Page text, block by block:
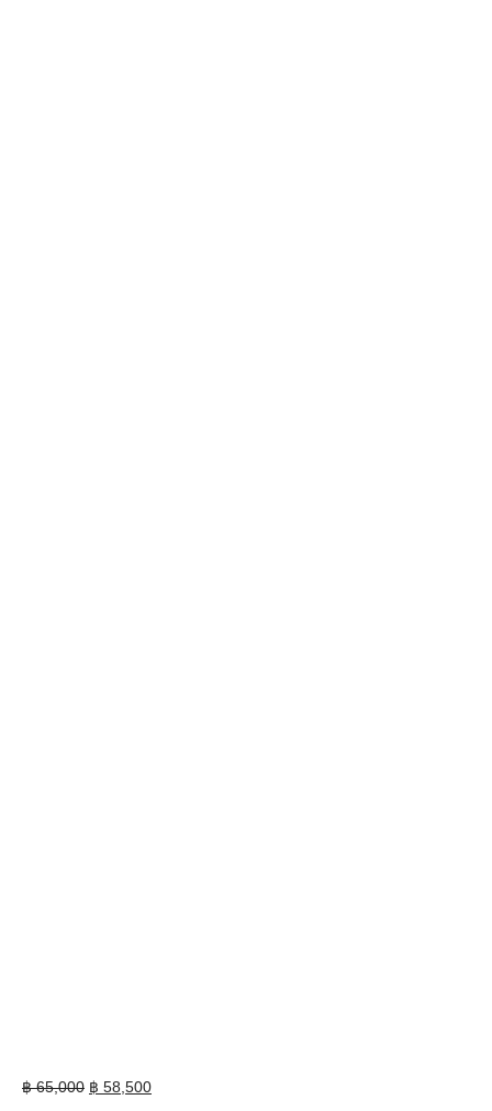
฿65,000 Original
฿ 58,500Current